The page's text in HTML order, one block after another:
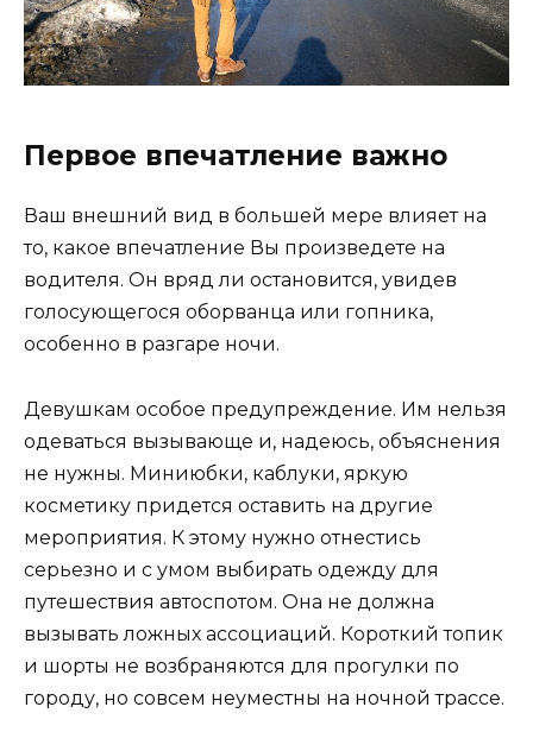
Первое впечатление важно
Ваш внешний вид в большей мере влияет на
то, какое впечатление Вы произведете на
водителя. Он вряд ли остановится, увидев
голосующегося оборванца или гопника,
особенно в разгаре ночи.
Девушкам особое предупреждение. Им нельзя
одеваться вызывающе и, надеюсь, объяснения
не нужны. Миниюбки, каблуки, яркую
косметику придется оставить на другие
мероприятия. К этому нужно отнестись
серьезно и с умом выбирать одежду для
путешествия автоспотом. Она не должна
вызывать ложных ассоциаций. Короткий топик
и шорты не возбраняются для прогулки по
городу, но совсем неуместны на ночной трассе.